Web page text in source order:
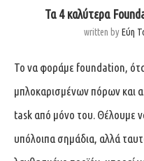
Τα 4 καλύτερα
written byΕύη
Το να φοράμε foundation,
μπλοκαρισμένων πόρων και
task από μόνο του. Θέλουμε
υπόλοιπα σημάδια, αλλά